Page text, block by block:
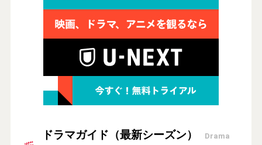
ドラマガイド（最新シーズン） Drama